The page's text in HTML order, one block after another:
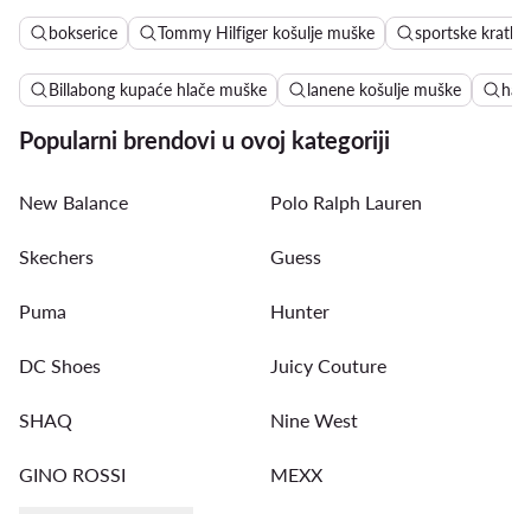
bokserice Tommy Hilfiger košulje muške sportske kratke
Billabong kupaće hlače muške lanene košulje muške
Popularni brendovi u ovoj kategoriji
New Balance Polo Ralph Lauren
Skechers Guess
Puma Hunter
DC Shoes Juicy Couture
SHAQ Nine West
GINO ROSSI MEXX